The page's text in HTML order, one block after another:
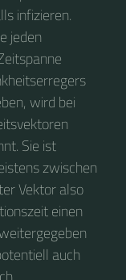
infizieren.
jeden
wird bei
Sie ist
zwischen
Vektor also
einen
auch